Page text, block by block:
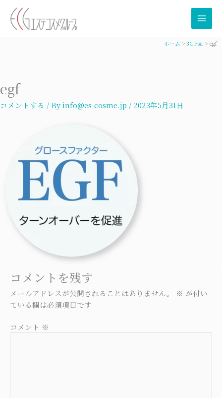
ホーム 3GFsa egf
egf
コメントする / Byinfo@es-cosme.jp / 2023年5月31日
コメントを残す
メールアドレスが公開されることはありません。 ※ が付い
ている欄は必須項目です
コメント ※